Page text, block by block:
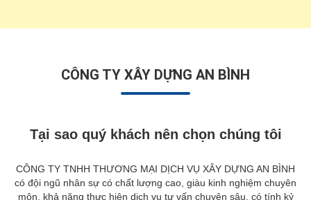
CÔNG TY XÂY DỰNG AN BÌNH
Tại sao quý khách nên chọn chúng tôi
CÔNG TY TNHH THƯƠNG MẠI DỊCH VỤ XÂY DỰNG AN BÌNH
có đội ngũ nhân sự có chất lượng cao, giàu kinh nghiệm chuyên
môn, khả năng thực hiện dịch vụ tư vấn chuyên sâu, có tính kỷ